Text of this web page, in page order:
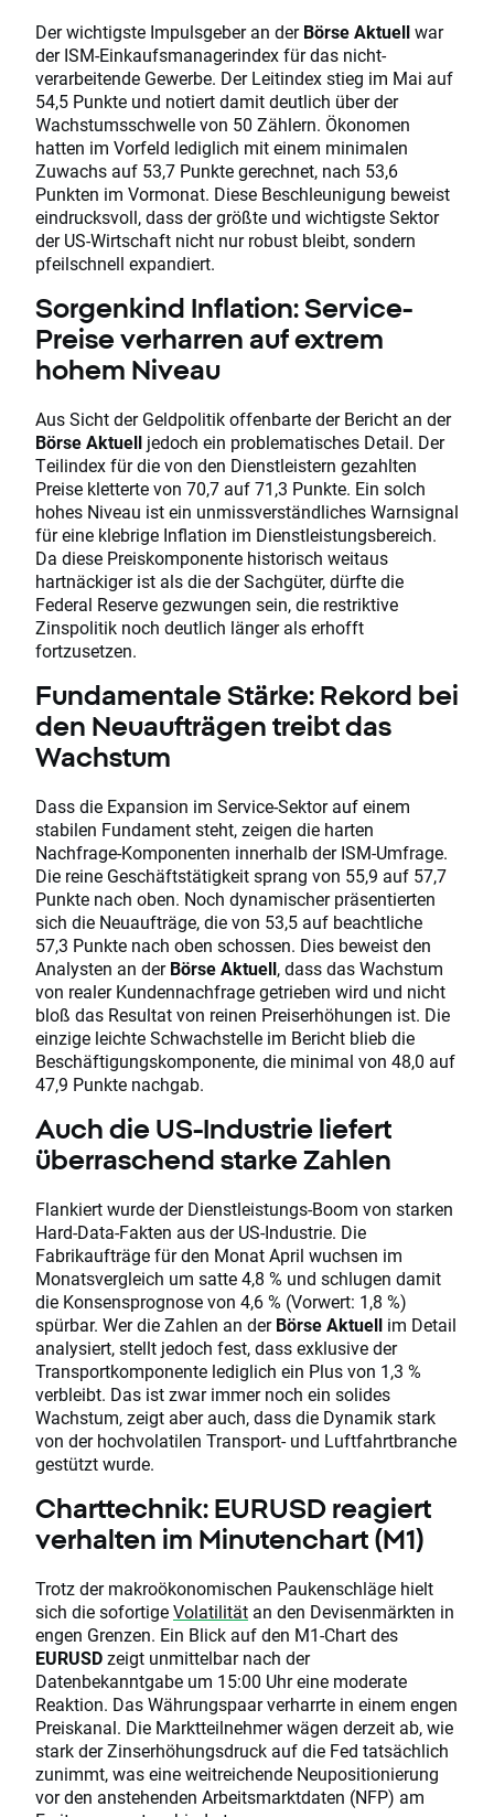
Der wichtigste Impulsgeber an derBörse Aktuellwar
der ISM-Einkaufsmanagerindex für das nicht-
verarbeitende Gewerbe. Der Leitindex stieg im Mai auf
54,5 Punkte und notiert damit deutlich über der
Wachstumsschwelle von 50 Zählern. Ökonomen
hatten im Vorfeld lediglich mit einem minimalen
Zuwachs auf 53,7 Punkte gerechnet, nach 53,6
Punkten im Vormonat. Diese Beschleunigung beweist
eindrucksvoll, dass der größte und wichtigste Sektor
der US-Wirtschaft nicht nur robust bleibt, sondern
pfeilschnell expandiert.
Sorgenkind Inflation: Service-
Preise verharren auf extrem
hohem Niveau
Aus Sicht der Geldpolitik offenbarte der Bericht an der
Börse Aktuell jedoch ein problematisches Detail. Der
Teilindex für die von den Dienstleistern gezahlten
Preise kletterte von 70,7 auf 71,3 Punkte. Ein solch
hohes Niveau ist ein unmissverständliches Warnsignal
für eine klebrige Inflation im Dienstleistungsbereich.
Da diese Preiskomponente historisch weitaus
hartnäckiger ist als die der Sachgüter, dürfte die
Federal Reserve gezwungen sein, die restriktive
Zinspolitik noch deutlich länger als erhofft
fortzusetzen.
Fundamentale Stärke: Rekord bei
den Neuaufträgen treibt das
Wachstum
Dass die Expansion im Service-Sektor auf einem
stabilen Fundament steht, zeigen die harten
Nachfrage-Komponenten innerhalb der ISM-Umfrage.
Die reine Geschäftstätigkeit sprang von 55,9 auf 57,7
Punkte nach oben. Noch dynamischer präsentierten
sich die Neuaufträge, die von 53,5 auf beachtliche
57,3 Punkte nach oben schossen. Dies beweist den
Analysten an derBörse Aktuell, dass das Wachstum
von realer Kundennachfrage getrieben wird und nicht
bloß das Resultat von reinen Preiserhöhungen ist. Die
einzige leichte Schwachstelle im Bericht blieb die
Beschäftigungskomponente, die minimal von 48,0 auf
47,9 Punkte nachgab.
Auch die US-Industrie liefert
überraschend starke Zahlen
Flankiert wurde der Dienstleistungs-Boom von starken
Hard-Data-Fakten aus der US-Industrie. Die
Fabrikaufträge für den Monat April wuchsen im
Monatsvergleich um satte 4,8 % und schlugen damit
die Konsensprognose von 4,6 % (Vorwert: 1,8 %)
spürbar. Wer die Zahlen an derBörse Aktuell im Detail
analysiert, stellt jedoch fest, dass exklusive der
Transportkomponente lediglich ein Plus von 1,3 %
verbleibt. Das ist zwar immer noch ein solides
Wachstum, zeigt aber auch, dass die Dynamik stark
von der hochvolatilen Transport- und Luftfahrtbranche
gestützt wurde.
Charttechnik: EURUSD reagiert
verhalten im Minutenchart (M1)
Trotz der makroökonomischen Paukenschläge hielt
sich die sofortigeVolatilität an den Devisenmärkten in
engen Grenzen. Ein Blick auf den M1-Chart des
EURUSDzeigt unmittelbar nach der
Datenbekanntgabe um 15:00 Uhr eine moderate
Reaktion. Das Währungspaar verharrte in einem engen
Preiskanal. Die Marktteilnehmer wägen derzeit ab, wie
stark der Zinserhöhungsdruck auf die Fed tatsächlich
zunimmt, was eine weitreichende Neupositionierung
vor den anstehenden Arbeitsmarktdaten (NFP) am